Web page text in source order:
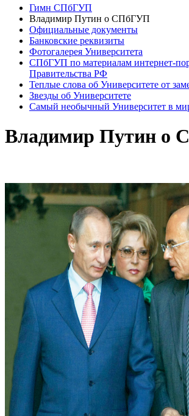
Гимн СПбГУП
Владимир Путин о СПбГУП
Официальные документы
Банковские реквизиты
Фотогалерея Университета
СПбГУП по материалам интернет-
Правительства РФ
Теплые слова об Университете от
Звезды об Университете
Самый необычный Университет в
Владимир Путин о